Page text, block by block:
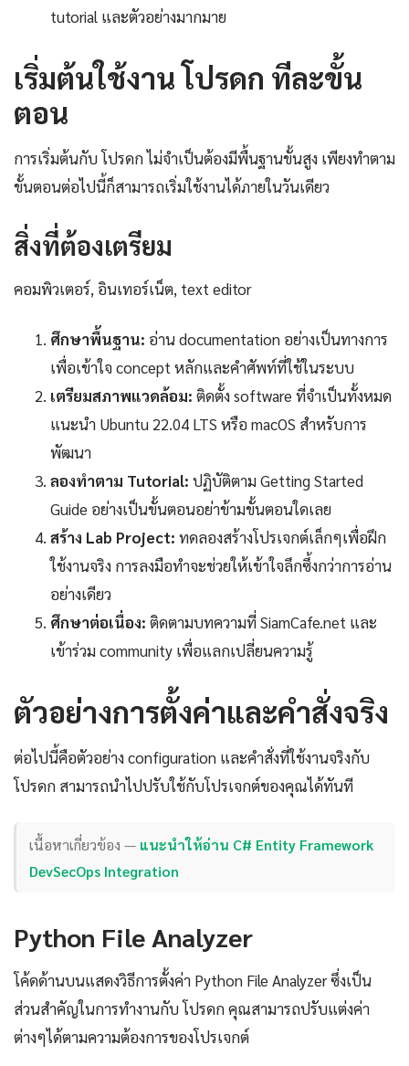
tutorial และตัวอย่างมากมาย
เริ่มต้นใช้งาน โปรดก ทีละขั้น
ตอน
การเริ่มต้นกับ โปรดก ไม่จำเป็นต้องมีพื้นฐานขั้นสูง เพียงทำตาม
ขั้นตอนต่อไปนี้ก็สามารถเริ่มใช้งานได้ภายในวันเดียว
สิ่งที่ต้องเตรียม
คอมพิวเตอร์, อินเทอร์เน็ต, text editor
ศึกษาพื้นฐาน: อ่าน documentation อย่างเป็นทางการ
เพื่อเข้าใจ concept หลักและคำศัพท์ที่ใช้ในระบบ
เตรียมสภาพแวดล้อม: ติดตั้ง software ที่จำเป็นทั้งหมด
แนะนำ Ubuntu 22.04 LTS หรือ macOS สำหรับการ
พัฒนา
ลองทำตาม Tutorial: ปฏิบัติตาม Getting Started
Guide อย่างเป็นขั้นตอนอย่าข้ามขั้นตอนใดเลย
สร้าง Lab Project: ทดลองสร้างโปรเจกต์เล็กๆเพื่อฝึก
ใช้งานจริง การลงมือทำจะช่วยให้เข้าใจลึกซึ้งกว่าการอ่าน
อย่างเดียว
ศึกษาต่อเนื่อง: ติดตามบทความที่ SiamCafe.net และ
เข้าร่วม community เพื่อแลกเปลี่ยนความรู้
ตัวอย่างการตั้งค่าและคำสั่งจริง
ต่อไปนี้คือตัวอย่าง configuration และคำสั่งที่ใช้งานจริงกับ
โปรดก สามารถนำไปปรับใช้กับโปรเจกต์ของคุณได้ทันที
เนื้อหาเกี่ยวข้อง — แนะนำให้อ่าน C# Entity Framework
DevSecOps Integration
Python File Analyzer
โค้ดด้านบนแสดงวิธีการตั้งค่า Python File Analyzer ซึ่งเป็น
ส่วนสำคัญในการทำงานกับ โปรดก คุณสามารถปรับแต่งค่า
ต่างๆได้ตามความต้องการของโปรเจกต์